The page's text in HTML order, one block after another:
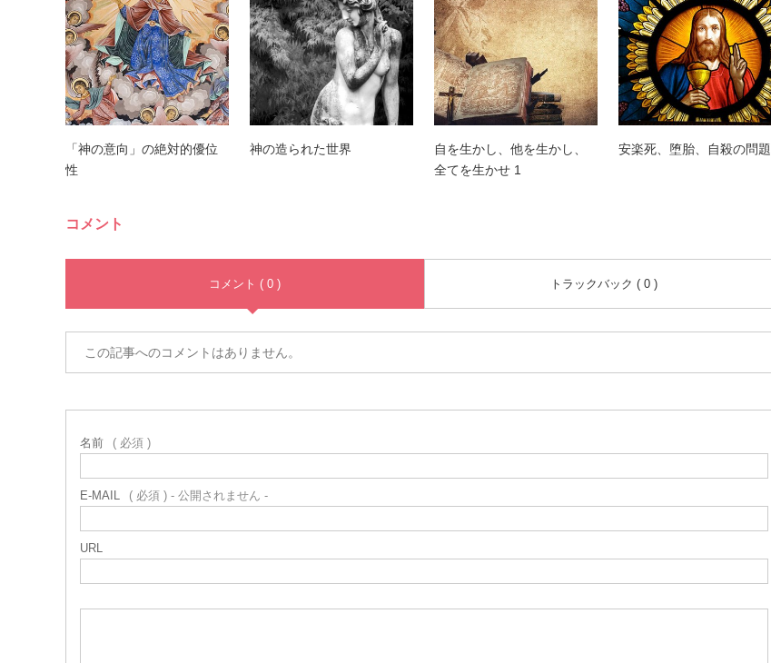
「神の意向」の絶対的優位
性
神の造られた世界
自を生かし、他を生かし、
全てを生かせ 1
安楽死、堕胎、自殺の問題
コメント
コメント ( 0 ) トラックバック ( 0 )
この記事へのコメントはありません。
名前 ( 必須 )
E-MAIL ( 必須 ) - 公開されません -
URL